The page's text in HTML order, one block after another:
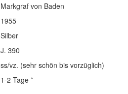
Markgraf von Baden
1955
Silber
J. 390
ss/vz. (sehr schön bis vorzüglich)
1-2 Tage *